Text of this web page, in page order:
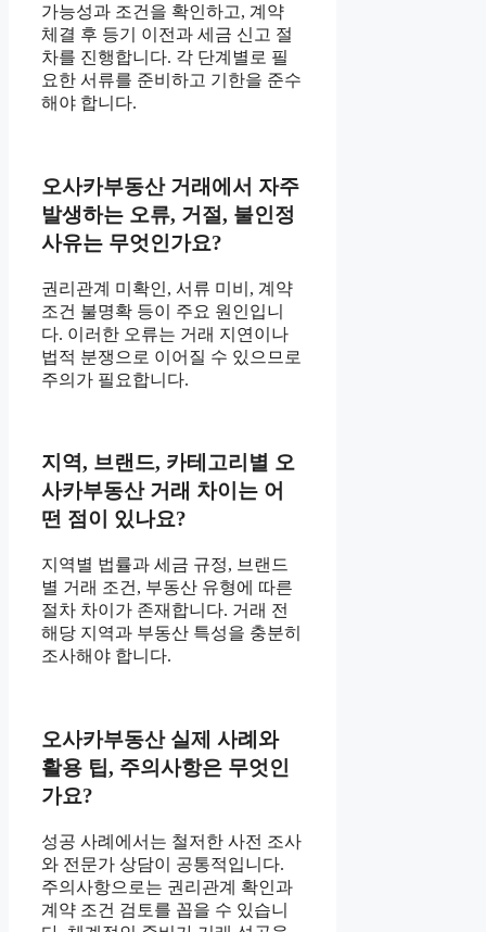
가능성과 조건을 확인하고, 계약
체결 후 등기 이전과 세금 신고 절
차를 진행합니다. 각 단계별로 필
요한 서류를 준비하고 기한을 준수
해야 합니다.
오사카부동산 거래에서 자주
발생하는 오류, 거절, 불인정
사유는 무엇인가요?
권리관계 미확인, 서류 미비, 계약
조건 불명확 등이 주요 원인입니
다. 이러한 오류는 거래 지연이나
법적 분쟁으로 이어질 수 있으므로
주의가 필요합니다.
지역, 브랜드, 카테고리별 오
사카부동산 거래 차이는 어
떤 점이 있나요?
지역별 법률과 세금 규정, 브랜드
별 거래 조건, 부동산 유형에 따른
절차 차이가 존재합니다. 거래 전
해당 지역과 부동산 특성을 충분히
조사해야 합니다.
오사카부동산 실제 사례와
활용 팁, 주의사항은 무엇인
가요?
성공 사례에서는 철저한 사전 조사
와 전문가 상담이 공통적입니다.
주의사항으로는 권리관계 확인과
계약 조건 검토를 꼽을 수 있습니